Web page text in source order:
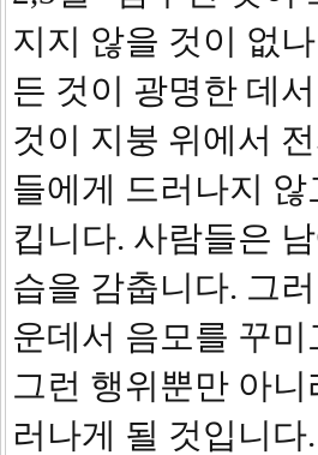
지지 않을 것이 없
든 것이 광명한 데
것이 지붕 위에서
들에게 드러나지
킵니다. 사람들은
습을 감춥니다. 그
운데서 음모를 꾸
그런 행위뿐만 아
러나게 될 것입니